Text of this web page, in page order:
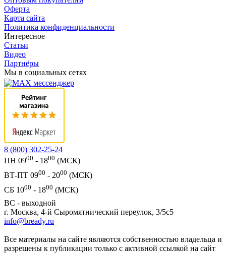
Оферта
Карта сайта
Политика конфиденциальности
Интересное
Статьи
Видео
Партнёры
Мы в социальных сетях
8 (800) 302-25-24
ПН 0900 - 1800 (МСК)
ВТ-ПТ 0900 - 2000 (МСК)
СБ 1000 - 1800 (МСК)
ВС - выходной
г. Москва, 4-й Сыромятнический переулок, 3/5с5
info@bready.ru
Все материалы на сайте являются собственностью владельца и
разрешены к публикации только с активной ссылкой на сайт